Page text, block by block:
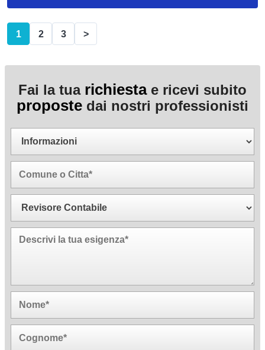
1 2 3 >
Fai la tua richiestae ricevi subito
proposte dai nostri professionisti